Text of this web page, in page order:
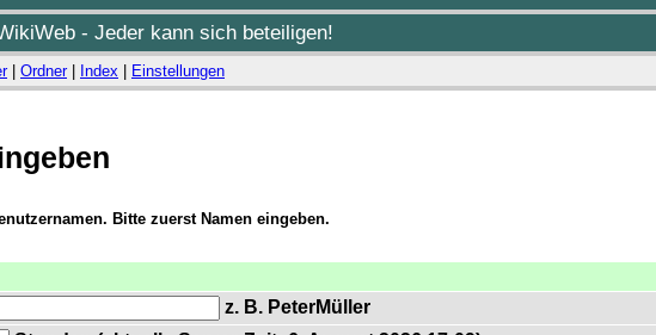
- Jeder kann sich beteiligen!
| Ordner| Index Einstellungen
Bitte zuerst Namen eingeben.
z. B. PeterMüller